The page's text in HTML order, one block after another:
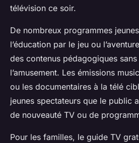
télévision ce soir.
De nombreux programmes
l’éducation par le jeu ou
des contenus pédagogiques
l’amusement. Les émissions
ou les documentaires à la télé
jeunes spectateurs que le public
de nouveauté TV ou de
Pour les familles, le guide TV